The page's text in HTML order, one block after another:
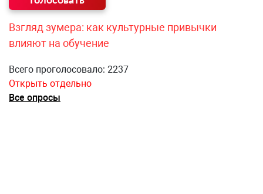
Взгляд зумера: как культурные привычки
влияют на обучение
Всего проголосовало: 2237
Открыть отдельно
Все опросы